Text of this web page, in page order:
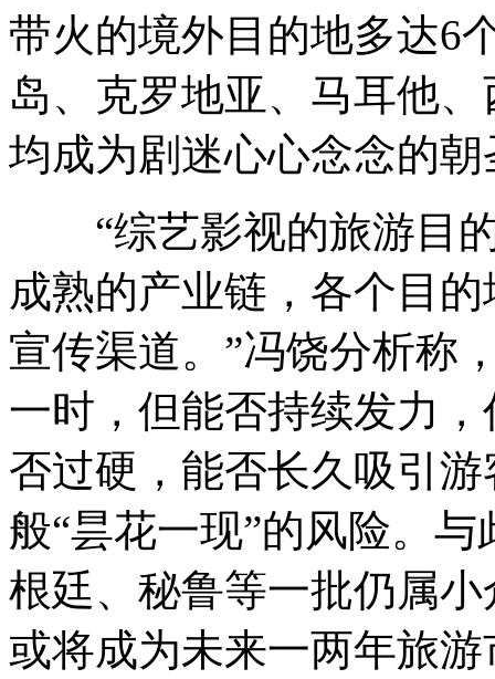
带火的境外目的地多达6
岛、克罗地亚、马耳他
均成为剧迷心心念念的
“综艺影视的旅游目的
成熟的产业链，各个目
宣传渠道。”冯饶分析称
一时，但能否持续发力
否过硬，能否长久吸引
般“昙花一现”的风险。
根廷、秘鲁等一批仍属
或将成为未来一两年旅